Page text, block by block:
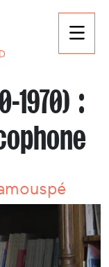
1970) :